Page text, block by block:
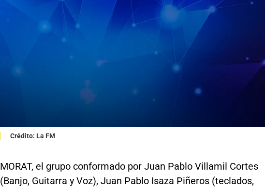
Crédito: La FM
MORAT, el grupo conformado por Juan Pablo Villamil Cortes
(Banjo, Guitarra y Voz), Juan Pablo Isaza Piñeros (teclados,